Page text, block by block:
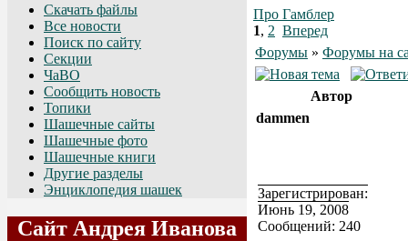
Скачать файлы
Все новости
Поиск по сайту
Секции
ЧаВО
Сообщить новость
Топики
Шашечные сайты
Шашечные фото
Шашечные книги
Другие разделы
Энциклопедия шашек
Сайт Андрея Иванова
Про Гамблер
1, 2 Вперед
Форумы » Форумы на
Автор
dammen
Зарегистрирован:
Июнь 19, 2008
Сообщений: 240